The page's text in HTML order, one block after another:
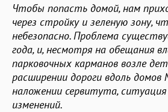
Чтобы попасть домой, нам
через стройку и зеленую зону,
небезопасно. Проблема
года, и, несмотря на обещания
парковочных карманов возле
расширении дороги вдоль
наложении сервитута,
изменений.